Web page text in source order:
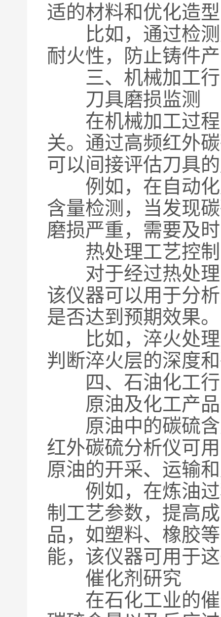
适的材料和优化造
比如，通过检测
耐火性，防止铸件
三、机械加工行
刀具磨损监测
在机械加工过程
关。通过高频红外
可以间接评估刀具
例如，在自动化
含量检测，当发现
磨损严重，需要及
热处理工艺控制
对于经过热处理
该仪器可以用于分
是否达到预期效果。
比如，淬火处理
判断淬火层的深度
四、石油化工行
原油及化工产品
原油中的碳硫含
红外碳硫分析仪可
原油的开采、运输
例如，在炼油过
制工艺参数，提高
品，如塑料、橡胶
能，该仪器可用于
催化剂研究
在石化工业的催